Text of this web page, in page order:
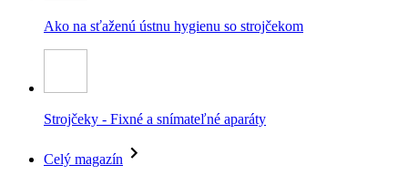
Ako na sťaženú ústnu hygienu so strojčekom
Strojčeky - Fixné a snímateľné aparáty
Celý magazín